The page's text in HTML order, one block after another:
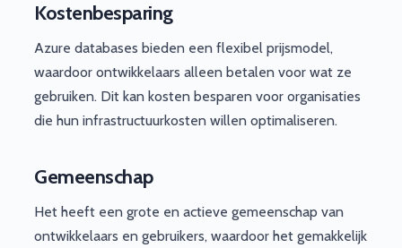
Kostenbesparing
Azure databases bieden een flexibel prijsmodel,
waardoor ontwikkelaars alleen betalen voor wat ze
gebruiken. Dit kan kosten besparen voor organisaties
die hun infrastructuurkosten willen optimaliseren.
Gemeenschap
Het heeft een grote en actieve gemeenschap van
ontwikkelaars en gebruikers, waardoor het gemakkelijk